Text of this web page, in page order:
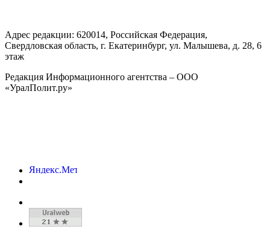
Адрес редакции: 620014, Российская Федерация,
Свердловская область, г. Екатеринбург, ул. Малышева, д. 28, 6
этаж
Редакция Информационного агентства – ООО
«УралПолит.ру»